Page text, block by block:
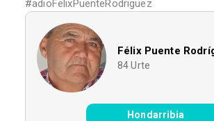
#adioFelixPuenteRodriguez
Félix Puente
84 Urte
Hondarribia